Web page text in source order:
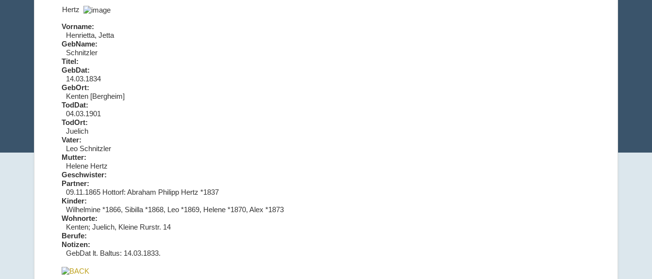
Hertz
Vorname:
Henrietta, Jetta
GebName:
Schnitzler
Titel:
GebDat:
14.03.1834
GebOrt:
Kenten [Bergheim]
TodDat:
04.03.1901
TodOrt:
Juelich
Vater:
Leo Schnitzler
Mutter:
Helene Hertz
Geschwister:
Partner:
09.11.1865 Hottorf: Abraham Philipp Hertz *1837
Kinder:
Wilhelmine *1866, Sibilla *1868, Leo *1869, Helene *1870, Alex *1873
Wohnorte:
Kenten; Juelich, Kleine Rurstr. 14
Berufe:
Notizen:
GebDat lt. Baltus: 14.03.1833.